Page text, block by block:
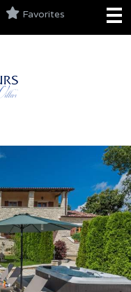
Favorites